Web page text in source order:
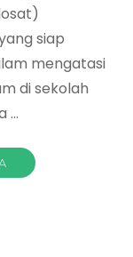
siap
mengatasi
di sekolah
…